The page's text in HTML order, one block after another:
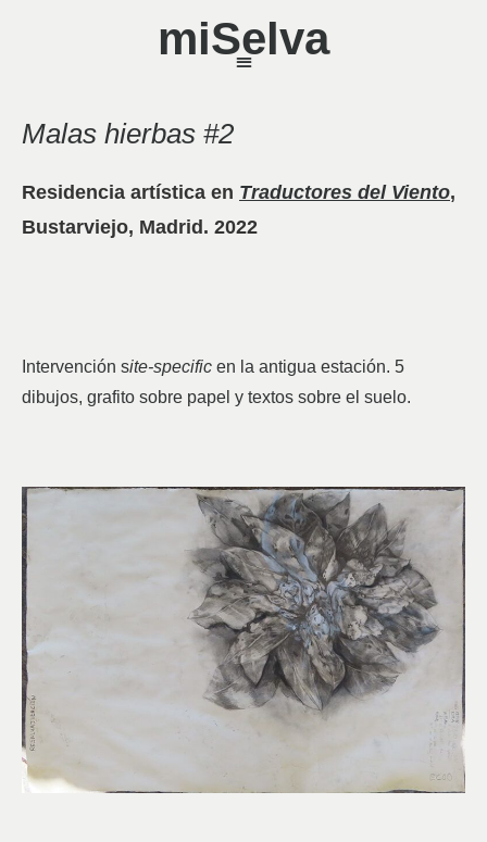
miSelva
Malas hierbas #2
Residencia artística en Traductores del Viento,
Bustarviejo, Madrid. 2022
Intervención site-specific en la antigua estación. 5
dibujos, grafito sobre papel y textos sobre el suelo.